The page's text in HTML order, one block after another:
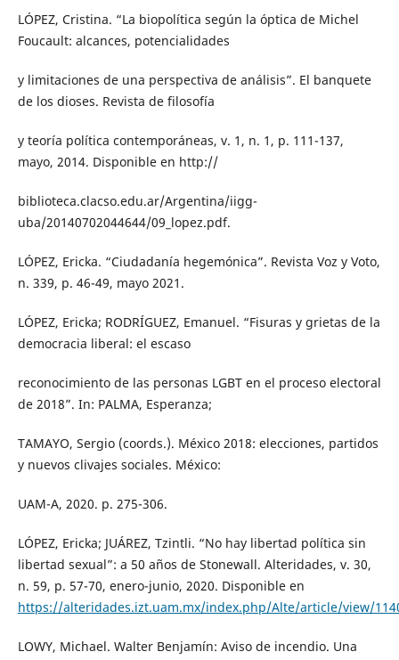
LÓPEZ, Cristina. “La biopolítica según la óptica de Michel
Foucault: alcances, potencialidades
y limitaciones de una perspectiva de análisis”. El banquete
de los dioses. Revista de filosofía
y teoría política contemporáneas, v. 1, n. 1, p. 111-137,
mayo, 2014. Disponible en http://
biblioteca.clacso.edu.ar/Argentina/iigg-
uba/20140702044644/09_lopez.pdf.
LÓPEZ, Ericka. “Ciudadanía hegemónica”. Revista Voz y Voto,
n. 339, p. 46-49, mayo 2021.
LÓPEZ, Ericka; RODRÍGUEZ, Emanuel. “Fisuras y grietas de la
democracia liberal: el escaso
reconocimiento de las personas LGBT en el proceso electoral
de 2018”. In: PALMA, Esperanza;
TAMAYO, Sergio (coords.). México 2018: elecciones, partidos
y nuevos clivajes sociales. México:
UAM-A, 2020. p. 275-306.
LÓPEZ, Ericka; JUÁREZ, Tzintli. “No hay libertad política sin
libertad sexual”: a 50 años de Stonewall. Alteridades, v. 30,
n. 59, p. 57-70, enero-junio, 2020. Disponible en
https://alteridades.izt.uam.mx/index.php/Alte/article/view/
LOWY, Michael. Walter Benjamín: Aviso de incendio. Una